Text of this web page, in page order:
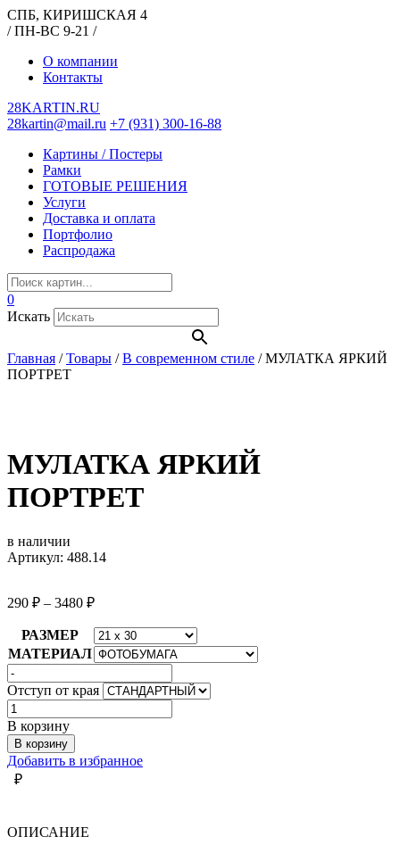
СПБ, КИРИШСКАЯ 4
/ ПН-ВС 9-21 /
О компании
Контакты
28KARTIN.RU
28kartin@mail.ru +7 (931) 300-16-88
Картины / Постеры
Рамки
ГОТОВЫЕ РЕШЕНИЯ
Услуги
Доставка и оплата
Портфолио
Распродажа
0
Искать
Главная /Товары /В современном стиле /МУЛАТКА ЯРКИЙ
ПОРТРЕТ
МУЛАТКА ЯРКИЙ
ПОРТРЕТ
в наличии
Артикул: 488.14
290 ₽ – 3480 ₽
РАЗМЕР
МАТЕРИАЛ
Отступ от края
Количество
товара
МУЛАТКА
ЯРКИЙ
ПОРТРЕТ
В корзину
В корзину
Добавить в избранное
₽
ОПИСАНИЕ